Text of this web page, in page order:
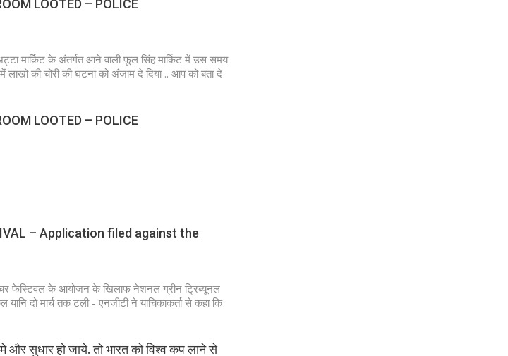
LOOTED – POLICE
मार्किट के अंतर्गत आने वाली फूल सिंह मार्किट में उस समय
की चोरी की घटना को अंजाम दे दिया .. आप को बता दे
LOOTED – POLICE
– Application filed against the
फेस्टिवल के आयोजन के खिलाफ नेशनल ग्रीन ट्रिब्यूनल
दो मार्च तक टली - एनजीटी ने याचिकाकर्ता से कहा कि
और सुधार हो जाये. तो भारत को विश्व कप लाने से